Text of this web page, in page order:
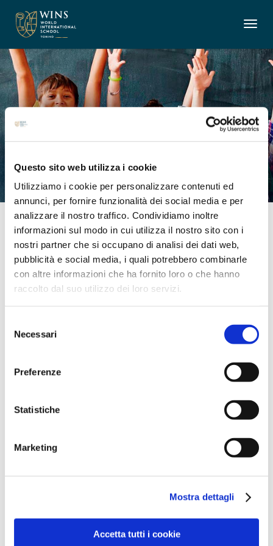
Questo sito web utilizza i cookie
Utilizziamo i cookie per personalizzare contenuti ed
annunci, per fornire funzionalità dei social media e per
analizzare il nostro traffico. Condividiamo inoltre
informazioni sul modo in cui utilizza il nostro sito con i
nostri partner che si occupano di analisi dei dati web,
pubblicità e social media, i quali potrebbero combinarle
con altre informazioni che ha fornito loro o che hanno
raccolto dal suo utilizzo dei loro servizi.
delNecessari
Preferenze
Statistiche
Marketing
Mostra dettagli
Accetta tutti i cookie
Let’s stop bullying together!
KiVa
Let’s stop bullying together!
With its students’ welling at heart, WINS has adhered
University of Turku, Finland, with the support of the
KiVa effective impact is scientifically proven, and its